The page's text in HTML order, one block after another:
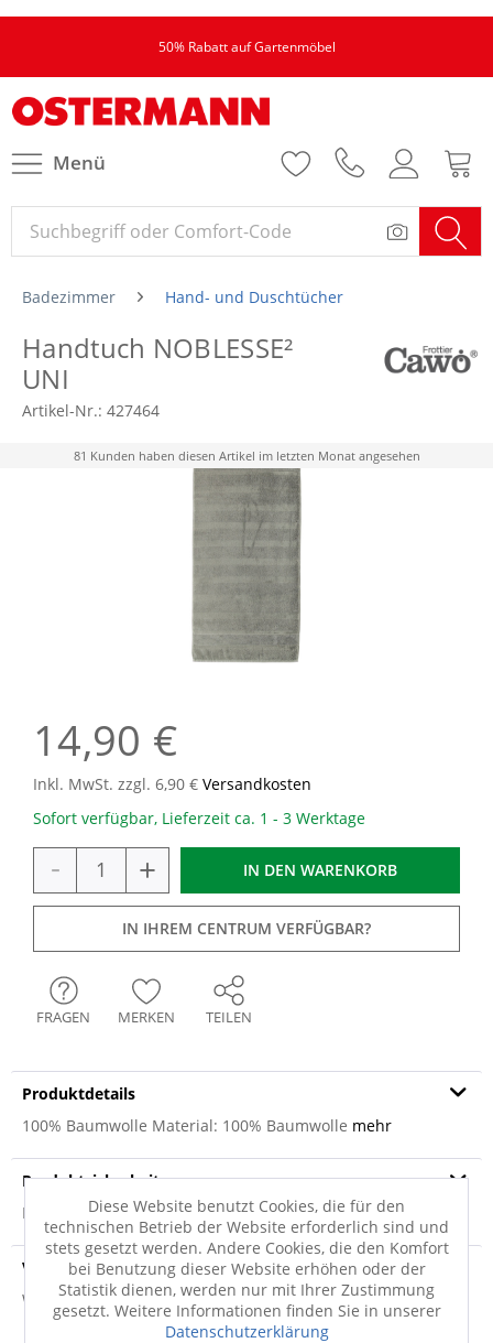
50% Rabatt auf Gartenmöbel
Menü
Badezimmer Hand- und Duschtücher
Handtuch NOBLESSE²
UNI
Artikel-Nr.: 427464
81 Kunden haben diesen Artikel im letzten Monat angesehen
14,90 €
Inkl. MwSt. zzgl. 6,90 € Versandkosten
Sofort verfügbar, Lieferzeit ca. 1 - 3 Werktage
- + IN DEN WARENKORB
IN IHREM CENTRUM VERFÜGBAR?
FRAGEN MERKEN TEILEN
Produktdetails
100% Baumwolle Material: 100% Baumwolle mehr
Produktsicherheit
Produktsicherheit
Versandinfo
Weitere Informationen zum Versand...
Diese Website benutzt Cookies, die für den
technischen Betrieb der Website erforderlich sind und
stets gesetzt werden. Andere Cookies, die den Komfort
bei Benutzung dieser Website erhöhen oder der
Statistik dienen, werden nur mit Ihrer Zustimmung
gesetzt. Weitere Informationen finden Sie in unserer
Datenschutzerklärung